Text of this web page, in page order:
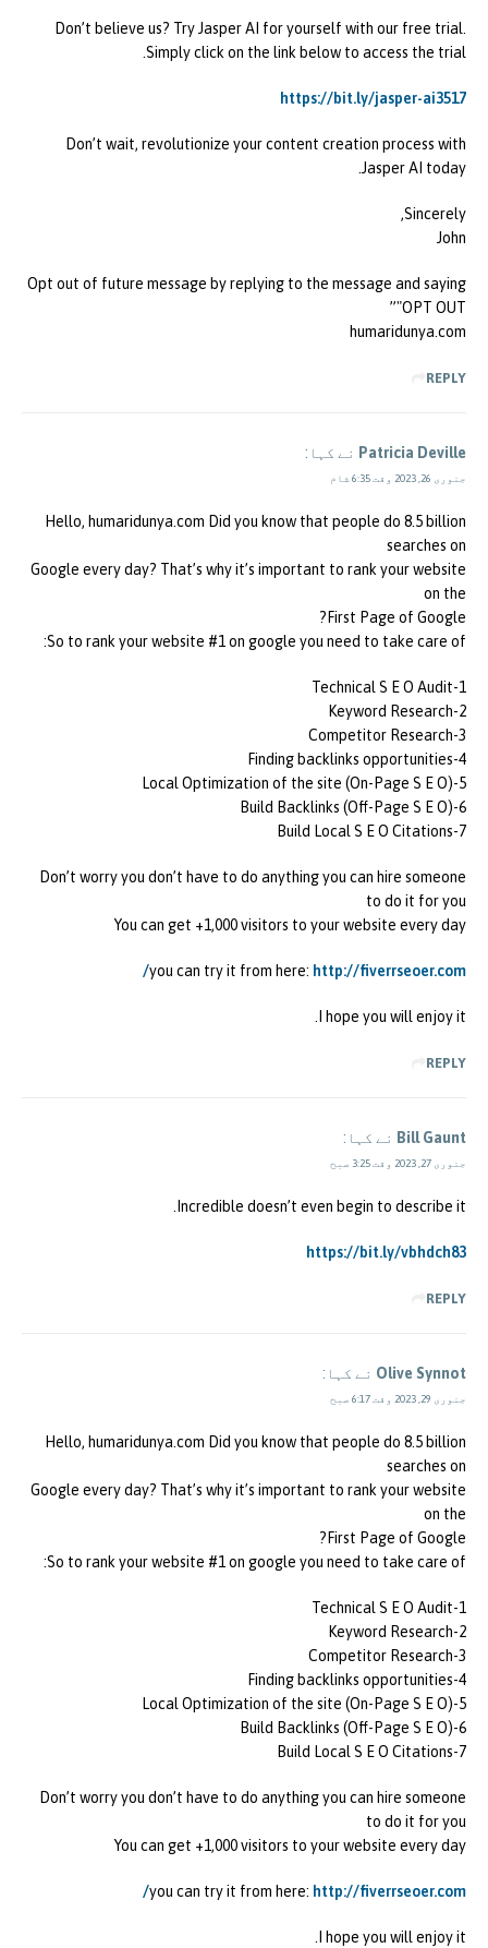
Don’t believe us? Try Jasper AI for yourself with our free trial.
Simply click on the link below to access the trial.
https://bit.ly/jasper-ai3517
Don’t wait, revolutionize your content creation process with
Jasper AI today.
Sincerely,
John
Opt out of future message by replying to the message and saying
"OPT OUT”
humaridunya.com
REPLY
Patricia Deville نے کہا:
جنوری 26, 2023 وقت 6:35 شام
Hello, humaridunya.com Did you know that people do 8.5 billion
searches on
Google every day? That’s why it’s important to rank your website
on the
First Page of Google?
So to rank your website #1 on google you need to take care of:
1-Technical S E O Audit
2-Keyword Research
3-Competitor Research
4-Finding backlinks opportunities
5-Local Optimization of the site (On-Page S E O)
6-Build Backlinks (Off-Page S E O)
7-Build Local S E O Citations
Don’t worry you don’t have to do anything you can hire someone
to do it for you
You can get +1,000 visitors to your website every day
you can try it from here: http://fiverrseoer.com/
I hope you will enjoy it.
REPLY
Bill Gaunt نے کہا:
جنوری 27, 2023 وقت 3:25 صبح
Incredible doesn’t even begin to describe it.
https://bit.ly/vbhdch83
REPLY
Olive Synnot نے کہا:
جنوری 29, 2023 وقت 6:17 صبح
Hello, humaridunya.com Did you know that people do 8.5 billion
searches on
Google every day? That’s why it’s important to rank your website
on the
First Page of Google?
So to rank your website #1 on google you need to take care of:
1-Technical S E O Audit
2-Keyword Research
3-Competitor Research
4-Finding backlinks opportunities
5-Local Optimization of the site (On-Page S E O)
6-Build Backlinks (Off-Page S E O)
7-Build Local S E O Citations
Don’t worry you don’t have to do anything you can hire someone
to do it for you
You can get +1,000 visitors to your website every day
you can try it from here: http://fiverrseoer.com/
I hope you will enjoy it.